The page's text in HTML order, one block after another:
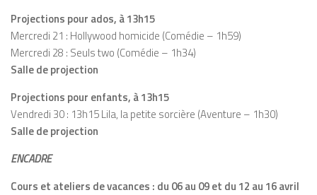
Projections pour ados, à 13h15
Mercredi 21 : Hollywood homicide (Comédie – 1h59)
Mercredi 28 : Seuls two (Comédie – 1h34)
Salle de projection
Projections pour enfants, à 13h15
Vendredi 30 : 13h15 Lila, la petite sorcière (Aventure – 1h30)
Salle de projection
ENCADRE
Cours et ateliers de vacances : du 06 au 09 et du 12 au 16 avril